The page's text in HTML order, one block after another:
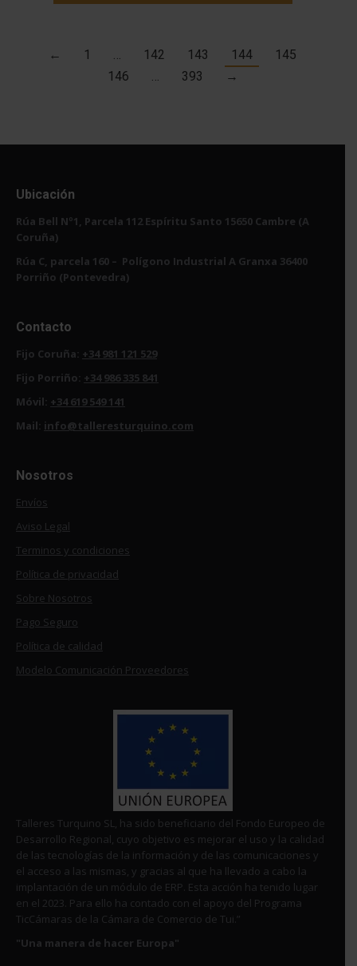
← 1 142 143 144
145
146
393 →
Ubicación
Rúa Bell Nº1, Parcela 112 Espíritu Santo 15650 Cambre (A
Coruña)
Rúa C, parcela 160 – Polígono Industrial A Granxa 36400
Porriño (Pontevedra)
Contacto
Fijo Coruña: +34 981 121 529
Fijo Porriño: +34 986 335 841
Móvil: +34 619 549 141
Mail: info@talleresturquino.com
Nosotros
Envíos
Aviso Legal
Terminos y condiciones
Política de privacidad
Sobre Nosotros
Pago Seguro
Política de calidad
Modelo Comunicación Proveedores
Talleres Turquino SL, ha sido beneficiario del Fondo Europeo de
Desarrollo Regional, cuyo objetivo es mejorar el uso y la calidad
de las tecnologías de la información y de las comunicaciones y
el acceso a las mismas, y gracias al que ha llevado a cabo la
implantación de un módulo de ERP. Esta acción ha tenido lugar
en el 2023. Para ello ha contado con el apoyo del Programa
TicCámaras de la Cámara de Comercio de Tui.”
"Una manera de hacer Europa"